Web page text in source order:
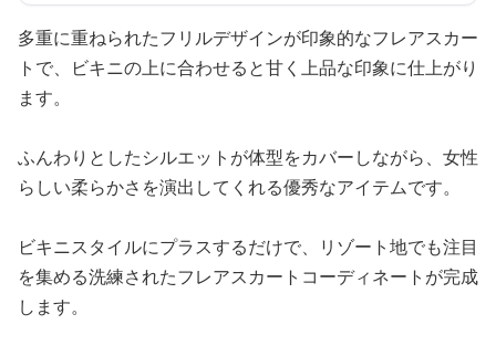
多重に重ねられたフリルデザインが印象的なフレアスカー
トで、ビキニの上に合わせると甘く上品な印象に仕上がり
ます。
ふんわりとしたシルエットが体型をカバーしながら、女性
らしい柔らかさを演出してくれる優秀なアイテムです。
ビキニスタイルにプラスするだけで、リゾート地でも注目
を集める洗練されたフレアスカートコーディネートが完成
します。